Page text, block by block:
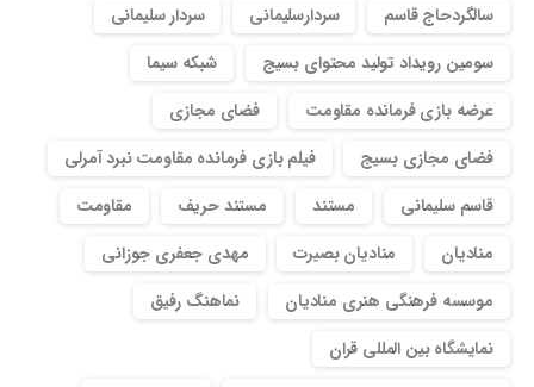
سالگردحاج قاسم
سردارسلیمانی
سردار سلیمانی
سومین رویداد تولید محتوای بسیج
شبکه سیما
عرضه بازی فرمانده مقاومت
فضای مجازی
فضای مجازی بسیج
فیلم بازی فرمانده مقاومت نبرد آمرلی
قاسم سلیمانی
مستند مستند حریف
مقاومت
منادیان
منادیان بصیرت
مهدی جعفری جوزانی
موسسه فرهنگی هنری منادیان
نماهنگ رفیق
نمایشگاه بین المللی قران